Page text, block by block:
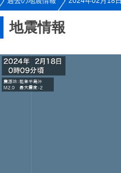
地震情報